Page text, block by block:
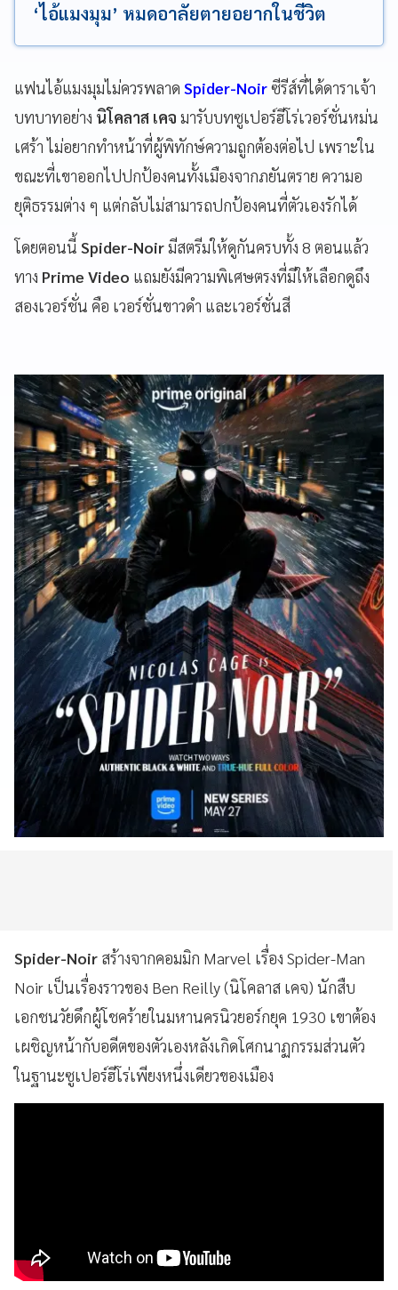
‘ไอ้แมงมุม’ หมดอาลัยตายอยากในชีวิต
แฟนไอ้แมงมุมไม่ควรพลาด Spider-Noirซีรีส์ที่ได้ดาราเจ้า
บทบาทอย่าง นิโคลาส เคจ มารับบทซูเปอร์ฮีโร่เวอร์ชั่นหม่น
เศร้า ไม่อยากทำหน้าที่ผู้พิทักษ์ความถูกต้องต่อไป เพราะใน
ขณะที่เขาออกไปปกป้องคนทั้งเมืองจากภยันตราย ความอ
ยุติธรรมต่าง ๆ แต่กลับไม่สามารถปกป้องคนที่ตัวเองรักได้
โดยตอนนี้ Spider-Noirมีสตรีมให้ดูกันครบทั้ง 8 ตอนแล้ว
ทาง Prime Video แถมยังมีความพิเศษตรงที่มีให้เลือกดูถึง
สองเวอร์ชั่น คือ เวอร์ชั่นขาวดำ และเวอร์ชั่นสี
Spider-Noir สร้างจากคอมมิก Marvel เรื่อง Spider-Man
Noir เป็นเรื่องราวของ Ben Reilly (นิโคลาส เคจ) นักสืบ
เอกชนวัยดึกผู้โชคร้ายในมหานครนิวยอร์กยุค 1930 เขาต้อง
เผชิญหน้ากับอดีตของตัวเองหลังเกิดโศกนาฏกรรมส่วนตัว
ในฐานะซูเปอร์ฮีโร่เพียงหนึ่งเดียวของเมือง